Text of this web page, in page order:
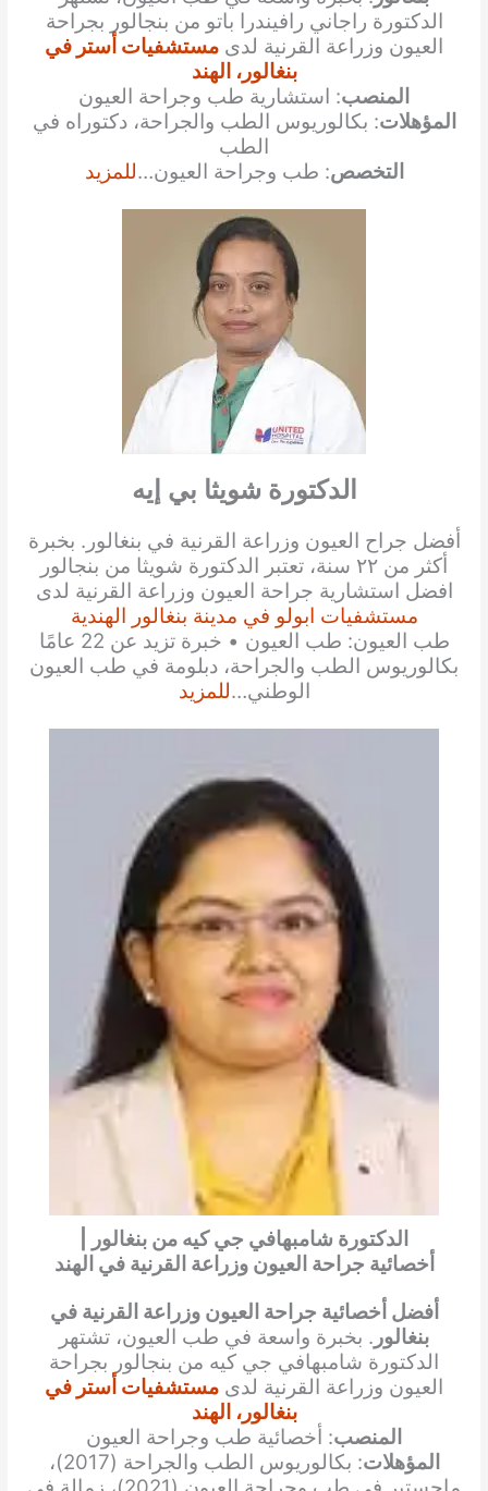
الدكتورة راجاني رافيندرا باتو من بنجالور بجراحة
العيون وزراعة القرنية لدى مستشفيات أستر في
بنغالور، الهند
المنصب: استشارية طب وجراحة العيون
المؤهلات: بكالوريوس الطب والجراحة، دكتوراه في
الطب
التخصص: طب وجراحة العيون…للمزيد
الدكتورة شويثا بي إيه
أفضل جراح العيون وزراعة القرنية في بنغالور. بخبرة
أكثر من ٢٢ سنة، تعتبر الدكتورة شويثا من بنجالور
افضل استشارية جراحة العيون وزراعة القرنية لدى
مستشفيات ابولو في مدينة بنغالور الهندية
طب العيون: طب العيون • خبرة تزيد عن 22 عامًا
بكالوريوس الطب والجراحة، دبلومة في طب العيون
الوطني…للمزيد
الدكتورة شامبهافي جي كيه من بنغالور |
أخصائية جراحة العيون وزراعة القرنية في الهند
أفضل أخصائية جراحة العيون وزراعة القرنية في
بنغالور . بخبرة واسعة في طب العيون، تشتهر
الدكتورة شامبهافي جي كيه من بنجالور بجراحة
العيون وزراعة القرنية لدى مستشفيات أستر في
بنغالور، الهند
المنصب: أخصائية طب وجراحة العيون
المؤهلات
: بكالوريوس الطب والجراحة (2017)،